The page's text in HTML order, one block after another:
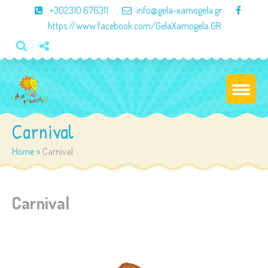
+302310 676311
info@gela-xamogela.gr
https://www.facebook.com/GelaXamogela.GR
Carnival
Home » Carnival
Carnival